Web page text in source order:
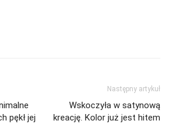
pękł jej
Następny artykuł
Wskoczyła w satynową
kreację. Kolor już jest hitem